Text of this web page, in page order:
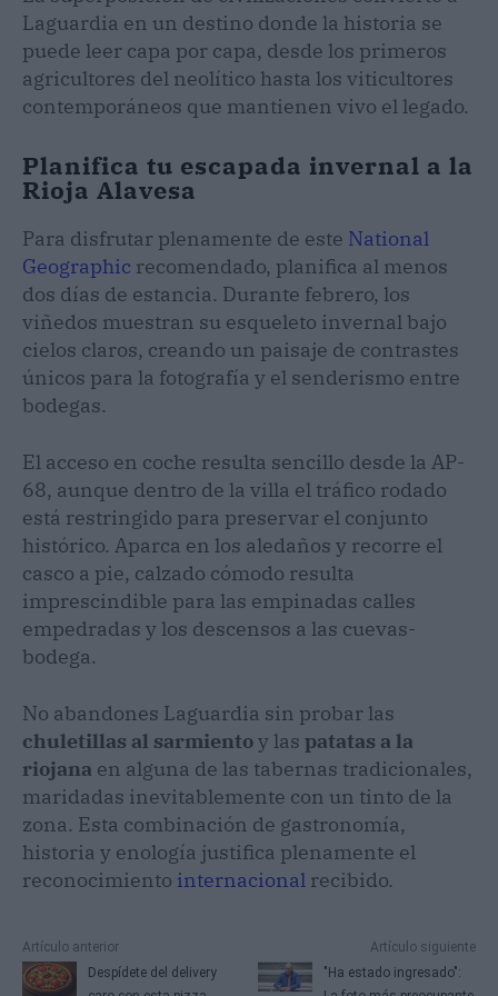
Laguardia en un destino donde la historia se
puede leer capa por capa, desde los primeros
agricultores del neolítico hasta los viticultores
contemporáneos que mantienen vivo el legado.
Planifica tu escapada invernal a la
Rioja Alavesa
Para disfrutar plenamente de este National
Geographic recomendado, planifica al menos
dos días de estancia. Durante febrero, los
viñedos muestran su esqueleto invernal bajo
cielos claros, creando un paisaje de contrastes
únicos para la fotografía y el senderismo entre
bodegas.
El acceso en coche resulta sencillo desde la AP-
68, aunque dentro de la villa el tráfico rodado
está restringido para preservar el conjunto
histórico. Aparca en los aledaños y recorre el
casco a pie, calzado cómodo resulta
imprescindible para las empinadas calles
empedradas y los descensos a las cuevas-
bodega.
No abandones Laguardia sin probar las
chuletillas al sarmientoy las patatas a la
riojana en alguna de las tabernas tradicionales,
maridadas inevitablemente con un tinto de la
zona. Esta combinación de gastronomía,
historia y enología justifica plenamente el
reconocimiento internacional recibido.
Artículo anterior
Despídete del delivery
Artículo siguiente
​"Ha estado ingresado":